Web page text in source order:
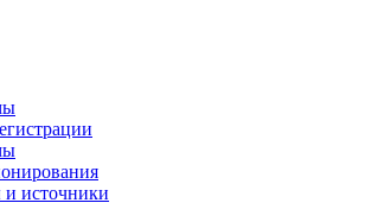
и источники